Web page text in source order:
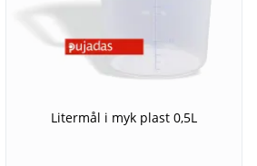
Litermål i myk plast 0,5L